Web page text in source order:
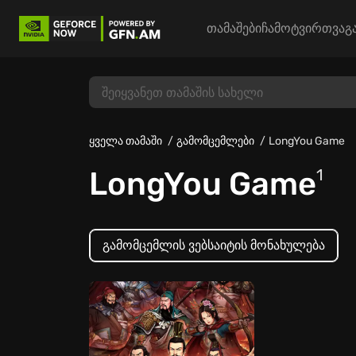
თამაშებიჩამოტვირთვა
ყველა თამაში გამომცემლები LongYou Game
LongYou Game1
გამომცემლის ვებსაიტის მონახულება